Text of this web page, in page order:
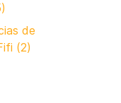
de
(2)